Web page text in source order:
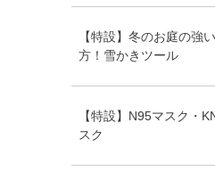
【特設】冬のお庭の強
方！雪かきツール
【特設】N95マスク・
スク